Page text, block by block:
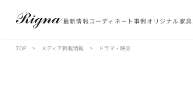
最新情報 コーディネート事例オリジナル家具
TOP > メディア掲載情報 > ドラマ・映画